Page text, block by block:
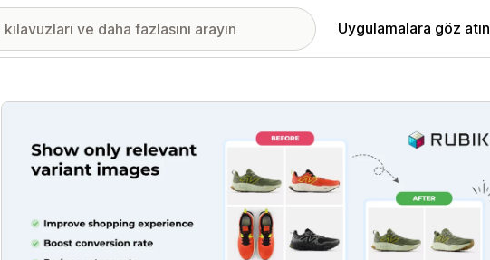
Uygulamalara göz atın
Öne çıkan görsel galerisi